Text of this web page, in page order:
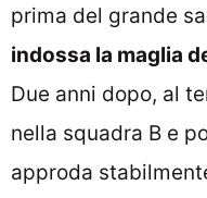
prima del grande
indossa la maglia
Due anni dopo, al
nella squadra B e
approda